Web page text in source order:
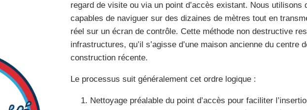
regard de visite ou via un point d’accès existant. Nous utilisons
capables de naviguer sur des dizaines de mètres tout en
réel sur un écran de contrôle. Cette méthode non destructive
infrastructures, qu’il s’agisse d’une maison ancienne du centre
construction récente.
Le processus suit généralement cet ordre logique :
Nettoyage préalable du point d’accès pour faciliter